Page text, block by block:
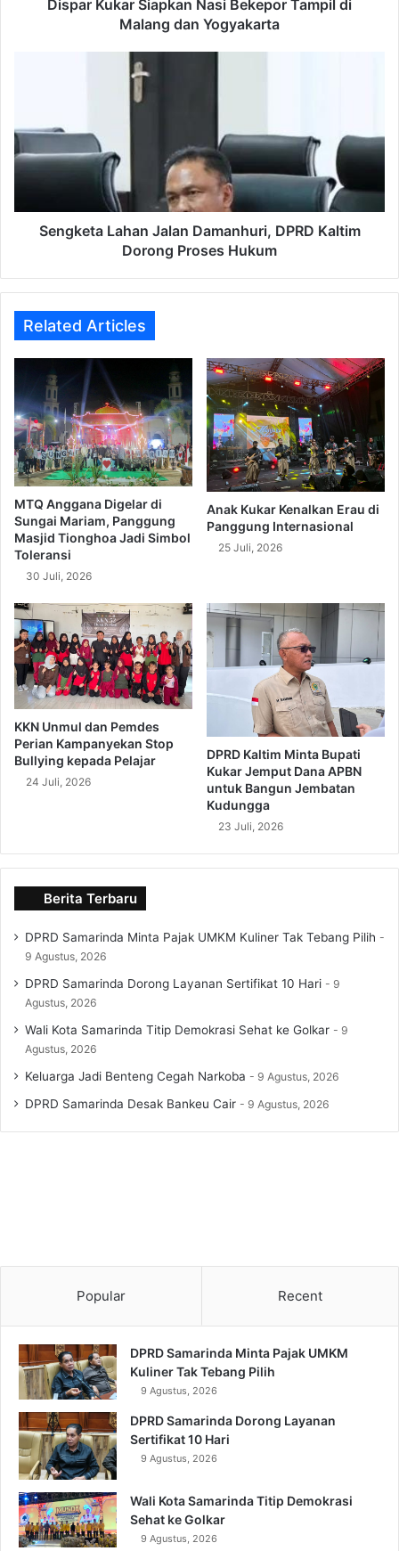
Dispar Kukar Siapkan Nasi Bekepor Tampil di
Malang dan Yogyakarta
DPRD
Kaltim
Dorong
Hukum
Sengketa Lahan Jalan Damanhuri, DPRD Kaltim
Dorong Proses Hukum
Related Articles
MTQ Anggana Digelar di
Sungai Mariam, Panggung
Masjid Tionghoa Jadi Simbol
Toleransi
30 Juli, 2026
Anak Kukar Kenalkan Erau di
Panggung Internasional
25 Juli, 2026
KKN Unmul dan Pemdes
Perian Kampanyekan Stop
Bullying kepada Pelajar
24 Juli, 2026
DPRD Kaltim Minta Bupati
Kukar Jemput Dana APBN
untuk Bangun Jembatan
Kudungga
23 Juli, 2026
Berita Terbaru
DPRD Samarinda Minta Pajak UMKM Kuliner Tak Tebang Pilih
9 Agustus, 2026
DPRD Samarinda Dorong Layanan Sertifikat 10 Hari
9
Agustus, 2026
Wali Kota Samarinda Titip Demokrasi Sehat ke Golkar
9
Agustus, 2026
Keluarga Jadi Benteng Cegah Narkoba 9 Agustus, 2026
DPRD Samarinda Desak Bankeu Cair 9 Agustus, 2026
Popular Recent
DPRD Samarinda Minta Pajak UMKM
Kuliner Tak Tebang Pilih
9 Agustus, 2026
DPRD Samarinda Dorong Layanan
Sertifikat 10 Hari
9 Agustus, 2026
Wali Kota Samarinda Titip Demokrasi
Sehat ke Golkar
9 Agustus, 2026